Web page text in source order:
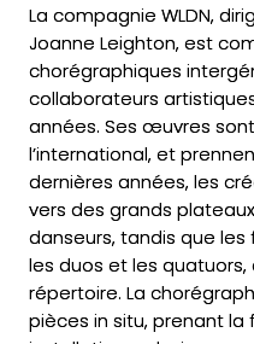
La compagnie WLDN,
Joanne Leighton, est
chorégraphiques
collaborateurs
années. Ses œuvres
l’international, et
dernières années, les
vers des grands
danseurs, tandis que
les duos et les
répertoire. La
pièces in situ, prenant